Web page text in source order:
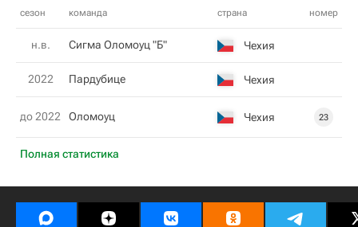
сезон команда страна номер
Полная статистика
н.в. Сигма Оломоуц "Б" Чехия
2022 Пардубице Чехия
до 2022 Оломоуц Чехия 23